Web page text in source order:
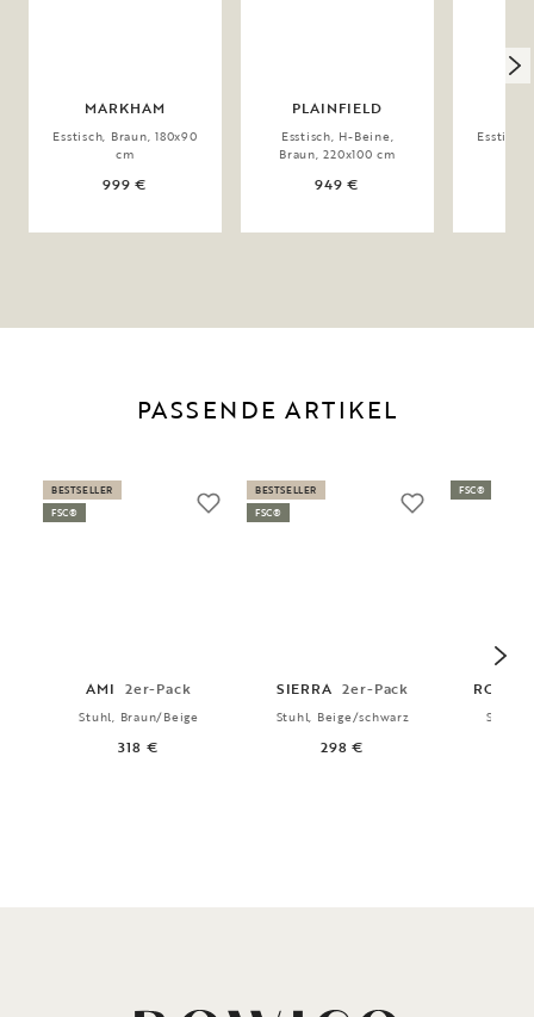
MARKHAM
Esstisch, Braun, 180x90
cm
999 €
PLAINFIELD
Esstisch, H-Beine,
Braun, 220x100 cm
949 €
PASSENDE ARTIKEL
AMI 2er-Pack
Stuhl, Braun/Beige
318 €
BESTSELLER
FSC®
SIERRA 2er-Pack
Stuhl, Beige/schwarz
298 €
BESTSELLER
FSC®
Stuhl,
FSC®